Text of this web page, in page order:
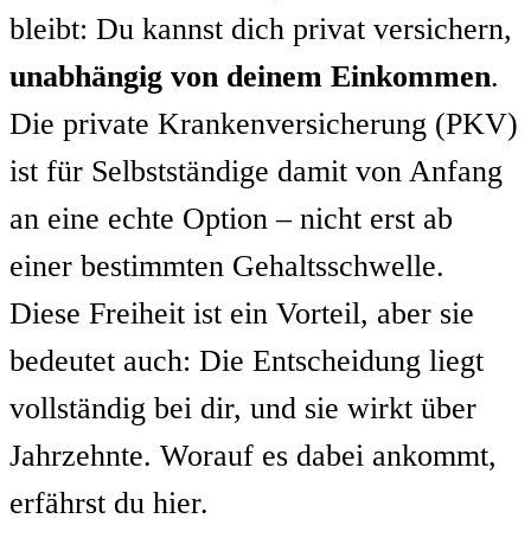
bleibt: Du kannst dich privat versichern,
unabhängig von deinem Einkommen.
Die private Krankenversicherung (PKV)
ist für Selbstständige damit von Anfang
an eine echte Option – nicht erst ab
einer bestimmten Gehaltsschwelle.
Diese Freiheit ist ein Vorteil, aber sie
bedeutet auch: Die Entscheidung liegt
vollständig bei dir, und sie wirkt über
Jahrzehnte. Worauf es dabei ankommt,
erfährst du hier.